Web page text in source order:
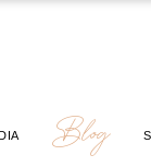
Blog